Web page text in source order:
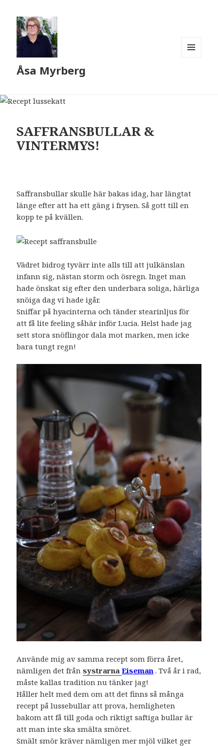
Åsa Myrberg
SAFFRANSBULLAR &
VINTERMYS!
Saffransbullar skulle här bakas idag, har längtat
länge efter att ha ett gäng i frysen. Så gott till en
kopp te på kvällen.
Vädret bidrog tyvärr inte alls till att julkänslan
infann sig, nästan storm och ösregn. Inget man
hade önskat sig efter den underbara soliga, härliga
snöiga dag vi hade igår.
Sniffar på hyacinterna och tänder stearinljus för
att få lite feeling såhär inför Lucia. Helst hade jag
sett stora snöflingor dala mot marken, men icke
bara tungt regn!
Använde mig av samma recept som förra året,
nämligen det frånsystrarnaEiseman . Två år i rad,
måste kallas tradition nu tänker jag!
Håller helt med dem om att det finns så många
recept på lussebullar att prova, hemligheten
bakom att få till goda och riktigt saftiga bullar är
att man inte ska smälta smöret.
Smält smör kräver nämligen mer mjöl vilket ger